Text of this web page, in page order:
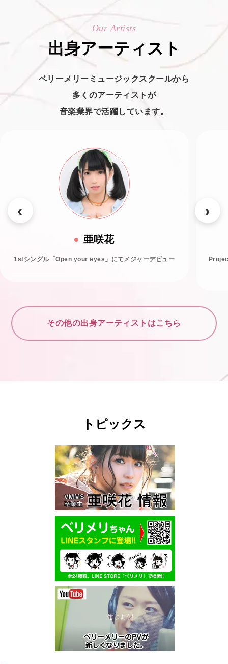
Our Artists
出身アーティスト
ベリーメリーミュージックスクールから
多くのアーティストが
音楽業界で活躍しています。
亜咲花
1stシングル「Open your eyes」にてメジャーデビュー
その他の出身アーティストはこちら
トピックス